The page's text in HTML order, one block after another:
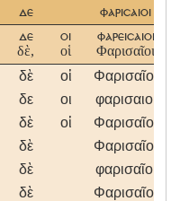
δε φαρισαιοι
δε
δὲ,
οι
οἱ
φαρεισαιοι
Φαρισαῖοι
δὲ οἱ Φαρισαῖοι
δε οι φαρισαιοι
δὲ οἱ Φαρισαῖοι
δὲ Φαρισαῖοι
δὲ φαρισαῖοι
δὲ Φαρισαῖοι